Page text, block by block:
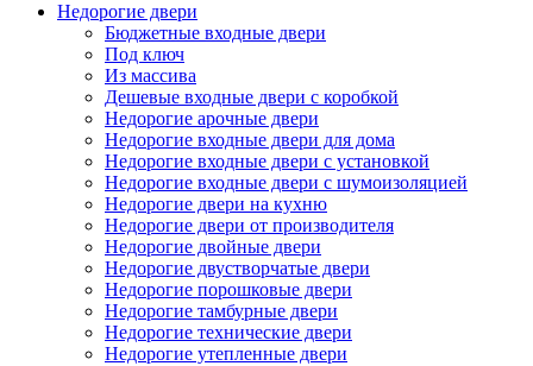
Недорогие двери
Бюджетные входные двери
Под ключ
Из массива
Дешевые входные двери с коробкой
Недорогие арочные двери
Недорогие входные двери для дома
Недорогие входные двери с установкой
Недорогие входные двери с шумоизоляцией
Недорогие двери на кухню
Недорогие двери от производителя
Недорогие двойные двери
Недорогие двустворчатые двери
Недорогие порошковые двери
Недорогие тамбурные двери
Недорогие технические двери
Недорогие утепленные двери